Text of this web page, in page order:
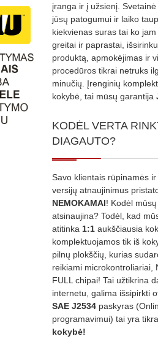
įranga ir į užsienį.
jūsų patogumui ir laiko
kiekvienas suras tai ko
greitai ir paprastai,
produktą, apmokėjimas ir
procedūros tikrai netruks
minučių. Įrenginių
kokybė, tai mūsų garantija
KODĖL VERTA
DIAGAUTO?
Savo klientais rūpinamės
versijų atnaujinimus
NEMOKAMAI! Kodėl
atsinaujina? Todėl, kad
atitinka 1:1 aukščiausia
komplektuojamos tik iš
pilnų plokščių, kurias
reikiami microkontroliariai,
FULL chipai! Tai užtikrina
internetu, galima išsipirkti
SAE J2534 paskyras
programavimui) tai yra
kokybė!